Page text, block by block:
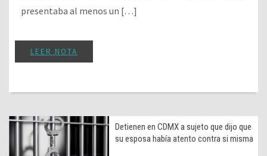
presentaba al menos un […]
LEER NOTA
Detienen en CDMX a sujeto que dijo que
su esposa había atento contra si misma